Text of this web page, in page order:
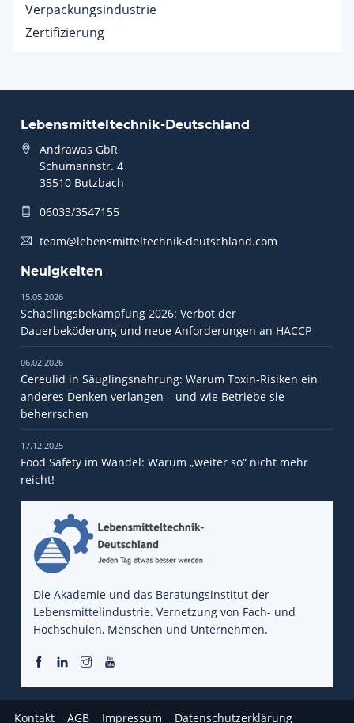
Verpackungsindustrie
Zertifizierung
Lebensmitteltechnik-Deutschland
Andrawas GbR
Schumannstr. 4
35510 Butzbach
06033/3547155
team@lebensmitteltechnik-deutschland.com
Neuigkeiten
15.05.2026
Schädlingsbekämpfung 2026: Verbot der
Dauerbeköderung und neue Anforderungen an HACCP
06.02.2026
Cereulid in Säuglingsnahrung: Warum Toxin-Risiken ein
anderes Denken verlangen – und wie Betriebe sie
beherrschen
17.12.2025
Food Safety im Wandel: Warum „weiter so“ nicht mehr
reicht!
Die Akademie und das Beratungsinstitut der
Lebensmittelindustrie. Vernetzung von Fach- und
Hochschulen, Menschen und Unternehmen.
Kontakt AGB Impressum Datenschutzerklärung